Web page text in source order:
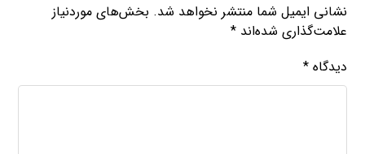
نشانی ایمیل شما منتشر نخواهد شد. بخش‌های موردنیاز
علامت‌گذاری شده‌اند*
دیدگاه*